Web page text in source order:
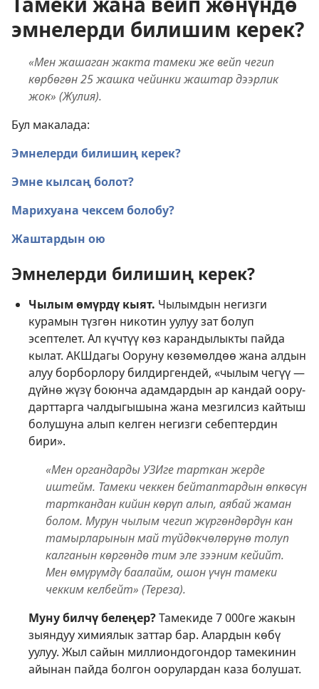
эмнелерди билишим керек?
«Мен жашаган жакта тамеки же вейп чегип
көрбөгөн 25 жашка чейинки жаштар дээрлик
жок» (Жулия).
Бул макалада:
Эмнелерди билишиң керек?
Эмне кылсаң болот?
Марихуана чексем болобу?
Жаштардын ою
Эмнелерди билишиң керек?
Чылым өмүрдү кыят. Чылымдын негизги
курамын түзгөн никотин уулуу зат болуп
эсептелет. Ал күчтүү көз карандылыкты пайда
кылат. АКШдагы Ооруну көзөмөлдөө жана алдын
алуу борборлору билдиргендей, «чылым чегүү —
дүйнө жүзү боюнча адамдардын ар кандай оору-
дарттарга чалдыгышына жана мезгилсиз кайтыш
болушуна алып келген негизги себептердин
бири».
«Мен органдарды УЗИге тарткан жерде
иштейм. Тамеки чеккен бейтаптардын өпкөсүн
тарткандан кийин көрүп алып, аябай жаман
болом. Мурун чылым чегип жүргөндөрдүн кан
тамырларынын май түйдөкчөлөрүнө толуп
калганын көргөндө тим эле зээним кейийт.
Мен өмүрүмдү баалайм, ошон үчүн тамеки
чекким келбейт» (Тереза).
Муну билчү белеңер?Тамекиде 7 000ге жакын
зыяндуу химиялык заттар бар. Алардын көбү
уулуу. Жыл сайын миллиондогондор тамекинин
айынан пайда болгон оорулардан каза болушат.